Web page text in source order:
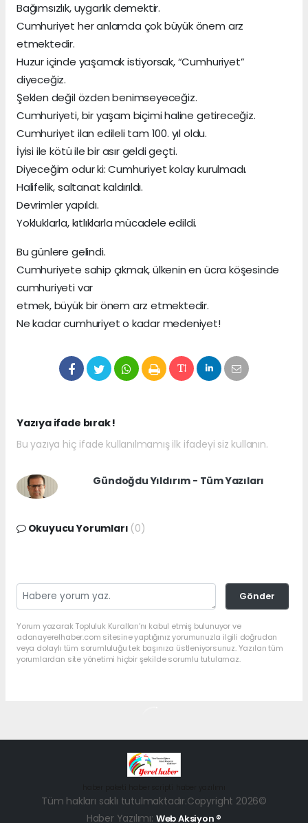
Bağımsızlık, uygarlık demektir.
Cumhuriyet her anlamda çok büyük önem arz
etmektedir.
Huzur içinde yaşamak istiyorsak, “Cumhuriyet”
diyeceğiz.
Şeklen değil özden benimseyeceğiz.
Cumhuriyeti, bir yaşam biçimi haline getireceğiz.
Cumhuriyet ilan edileli tam 100. yıl oldu.
İyisi ile kötü ile bir asır geldi geçti.
Diyeceğim odur ki: Cumhuriyet kolay kurulmadı.
Halifelik, saltanat kaldırıldı.
Devrimler yapıldı.
Yokluklarla, kıtlıklarla mücadele edildi.
Bu günlere gelindi.
Cumhuriyete sahip çıkmak, ülkenin en ücra köşesinde
cumhuriyeti var
etmek, büyük bir önem arz etmektedir.
Ne kadar cumhuriyet o kadar medeniyet!
Yazıya ifade bırak !
Bu yazıya hiç ifade kullanılmamış ilk ifadeyi siz kullanın.
Gündoğdu Yıldırım - Tüm Yazıları
Okuyucu Yorumları (0)
Gönder
Yorum yazarak Topluluk Kuralları’nı kabul etmiş bulunuyor ve
adanayerelhaber.com sitesine yaptığınız yorumunuzla ilgili doğrudan
veya dolaylı tüm sorumluluğu tek başınıza üstleniyorsunuz. Yazılan tüm
yorumlardan site yönetimi hiçbir şekilde sorumlu tutulamaz.
Tüm hakları saklı tutulmaktadır.Copyright 2026©
Haber Yazılımı: Web Aksiyon ®